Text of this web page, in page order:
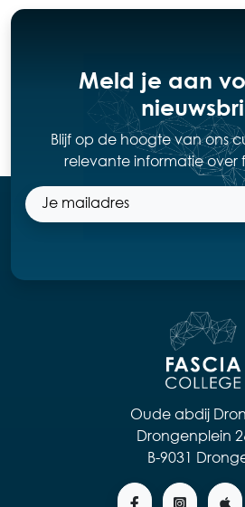
Meld je aan
Blijf op de hoogte van ons
relevante informatie over
Oude abdij
Drongenplein
B-9031